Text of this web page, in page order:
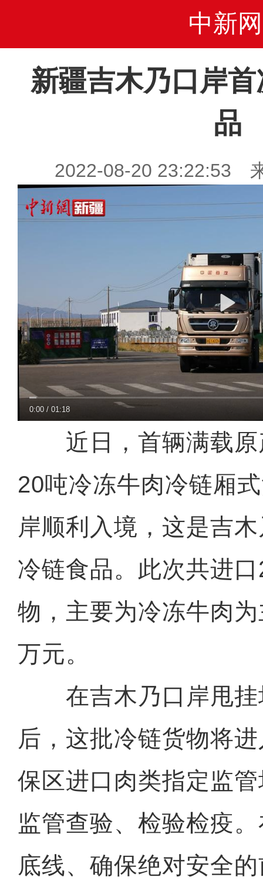
中新网
新疆吉木乃口岸
品
2022-08-20 23:22:53
0:00 /01:18
近日，首辆满载原
20吨冷冻牛肉冷链厢
岸顺利入境，这是吉
冷链食品。此次共进
物，主要为冷冻牛肉
万元。
在吉木乃口岸甩挂
后，这批冷链货物将
保区进口肉类指定监
监管查验、检验检疫
底线、确保绝对安全